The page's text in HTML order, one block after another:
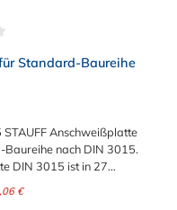
Standard-Baureihe
Anschweißplatte
nach DIN 3015.
DIN 3015 ist in 27
€